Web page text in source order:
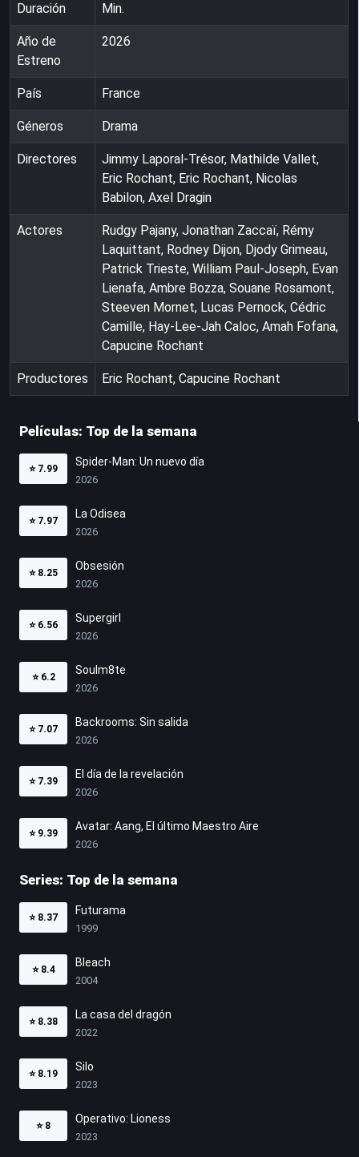
Duración Min.
Año de
Estreno
2026
País France
Géneros Drama
Directores
Jimmy Laporal-Trésor, Mathilde Vallet,
Eric Rochant, Eric Rochant, Nicolas
Babilon, Axel Dragin
Actores
Rudgy Pajany, Jonathan Zaccaï, Rémy
Laquittant, Rodney Dijon, Djody Grimeau,
Patrick Trieste, William Paul-Joseph, Evan
Lienafa, Ambre Bozza, Souane Rosamont,
Steeven Mornet, Lucas Pernock, Cédric
Camille, Hay-Lee-Jah Caloc, Amah Fofana,
Capucine Rochant
Productores Eric Rochant, Capucine Rochant
Películas: Top de la semana
⭐ 7.99
Spider-Man: Un nuevo día
2026
⭐ 7.97
La Odisea
2026
⭐ 8.25
Obsesión
2026
⭐ 6.56
Supergirl
2026
⭐ 6.2
Soulm8te
2026
⭐ 7.07
Backrooms: Sin salida
2026
⭐ 7.39
El día de la revelación
2026
⭐ 9.39
Avatar: Aang, El último Maestro Aire
2026
Series: Top de la semana
⭐ 8.37
Futurama
1999
⭐ 8.4
Bleach
2004
⭐ 8.38
La casa del dragón
2022
⭐ 8.19
Silo
2023
⭐ 8
Operativo: Lioness
2023